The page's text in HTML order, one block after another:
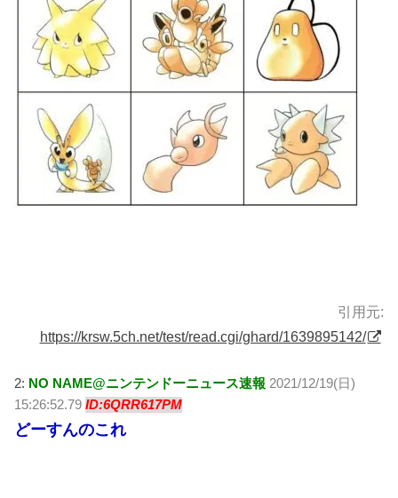
引用元:
https://krsw.5ch.net/test/read.cgi/ghard/1639895142/
2: NO NAME@ニンテンドーニュース速報 2021/12/19(日)
15:26:52.79ID:6QRR617PM
どーすんのこれ